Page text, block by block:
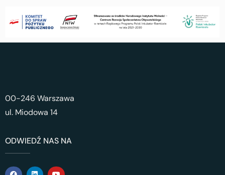
00-246 Warszawa
ul. Miodowa 14
ODWIEDŹ NAS NA